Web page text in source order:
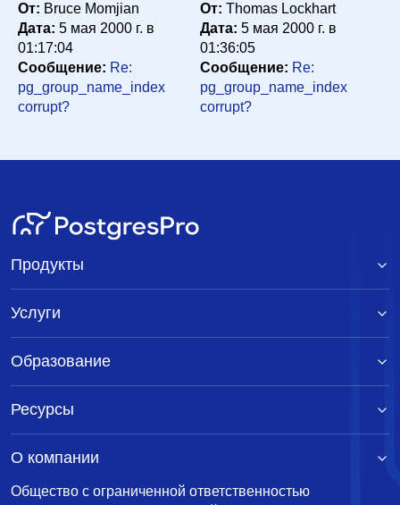
Re: pg_group_name_index corrupt? The Hermit
Hacker <scrappy@hub.org> 4 мая 2000 г. в 07:33:38
Re: pg_group_name_index corrupt? Tom Lane
<tgl@sss.pgh.pa.us>
4 мая 2000 г. в 11:02:56
Re: pg_group_name_index corrupt?
Re: pg_group_name_index corrupt? Bruce Momjian
Re: pg_group_name_index corrupt?
Re: pg_group_name_index corrupt?
Hacker <scrappy@hub.org> 4 мая 2000 г. в
15:40:59
Re: pg_group_name_index corrupt? The Hermit
Hacker <scrappy@hub.org>
4 мая 2000 г. в 12:01:56
Re: pg_group_name_index corrupt? Tom Lane
<tgl@sss.pgh.pa.us>
Re: pg_group_name_index corrupt? The Hermit
Hacker <scrappy@hub.org>
Re: pg_group_name_index corrupt? Tom Lane
От: Bruce Momjian
Дата: 5 мая 2000 г. в
01:17:04
Сообщение: Re:
pg_group_name_index
corrupt?
От: Thomas Lockhart
Дата: 5 мая 2000 г. в
01:36:05
Сообщение: Re:
pg_group_name_index
corrupt?
Общество с ограниченной ответственностью
Продукты
Услуги
Образование
Ресурсы
О компании